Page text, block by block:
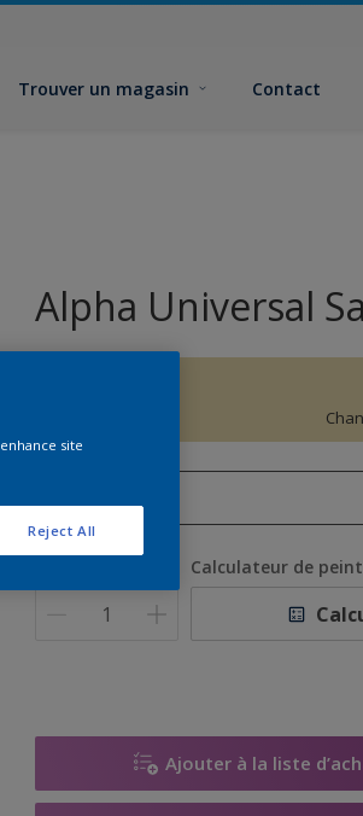
Trouver un magasin Contact
Alpha Universal
5L
Calculateur de
Ajouter à la liste
site
Reject All